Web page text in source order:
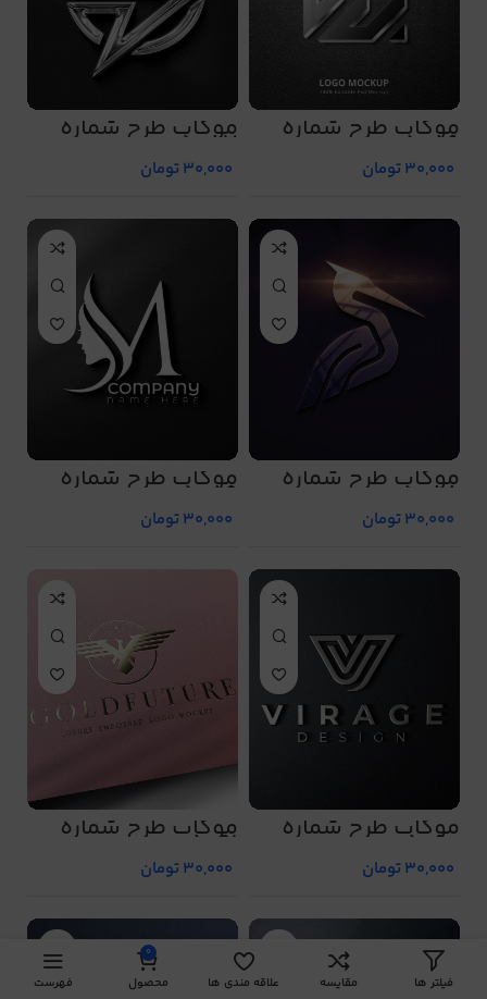
موکاپ طرح شماره
5086
30,000تومان
موکاپ طرح شماره
5087
30,000تومان
موکاپ طرح شماره
5088
30,000تومان
موکاپ طرح شماره
5089
30,000تومان
موکاپ طرح شماره
5090
30,000تومان
موکاپ طرح شماره
5091
30,000تومان
فیلتر ها مقایسه علاقه مندی ها
0
محصول فهرست